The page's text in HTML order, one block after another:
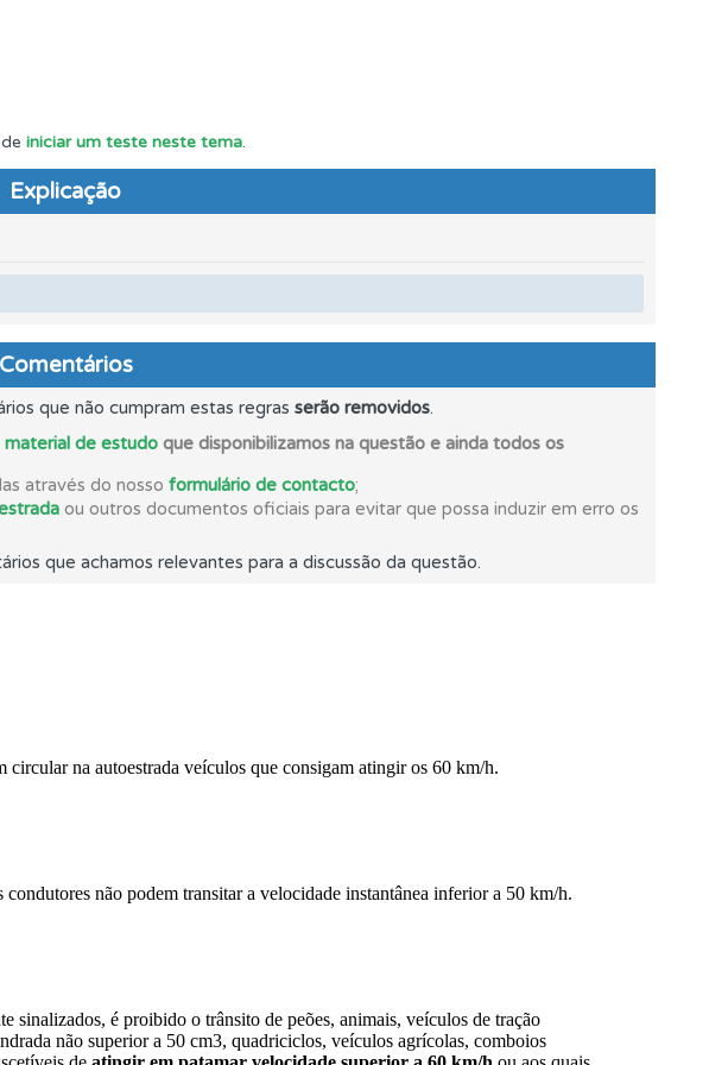
do código.
qualquer equipamento.
iniciar um teste neste tema.
Explicação
Comentários
que não cumpram estas regras serão removidos.
material de estudo que disponibilizamos na questão e ainda todos os
através do nosso formulário de contacto;
ou outros documentos oficiais para evitar que possa induzir em erro os
que achamos relevantes para a discussão da questão.